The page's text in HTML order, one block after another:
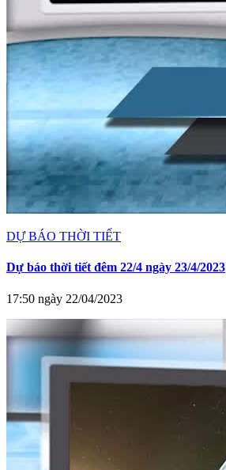
DỰ BÁO THỜI TIẾT
Dự báo thời tiết đêm 22/4 ngày 23/4/2023
17:50 ngày 22/04/2023